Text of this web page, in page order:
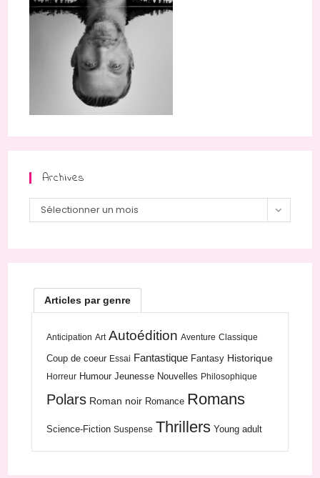
Archives
Archives
Sélectionner un mois
Articles par genre
Anticipation Art Autoédition Aventure Classique
Coup de coeur Essai Fantastique Fantasy Historique
Horreur Humour Jeunesse Nouvelles Philosophique
Polars Roman noir Romance Romans
Science-Fiction Suspense Thrillers Young adult